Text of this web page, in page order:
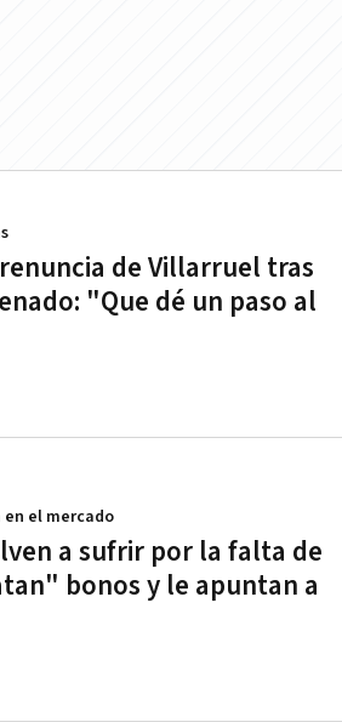
de Villarruel tras
"Que dé un paso al
a sufrir por la falta de
bonos y le apuntan a
el mercado